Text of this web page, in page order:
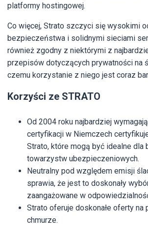
platformy hostingowej.
Co więcej, Strato szczyci się wysokimi
bezpieczeństwa i solidnymi sieciami
również zgodny z niektórymi z
przepisów dotyczących prywatności na
czemu korzystanie z niego jest coraz
Korzyści ze STRATO
Od 2004 roku najbardziej
certyfikacji w Niemczech
Strato, które mogą być idealne dla
towarzystw ubezpieczeniowych.
Neutralny pod względem emisji
sprawia, że jest to doskonały
zaangażowane w
Strato oferuje doskonałe oferty na
chmurze.